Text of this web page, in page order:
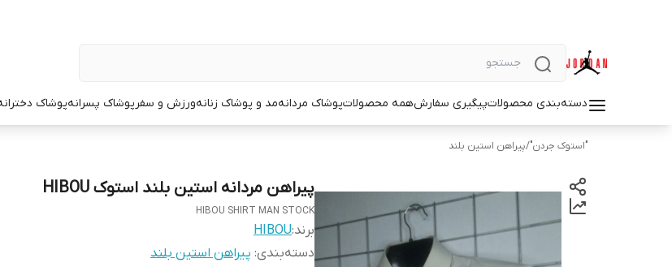
دسته‌بندی محصولاتپیگیری سفارشهمه محصولاتپوشاک مردانهمد و پوشاک زنانهورزش و سفرپوشاک پسرانهپوشاک
"استوک جردن"/پیراهن استین بلند
پیراهن مردانه استین بلند استوک HIBOU
HIBOU SHIRT MAN STOCK
برند:HIBOU
دسته‌بندی: پیراهن استین بلند